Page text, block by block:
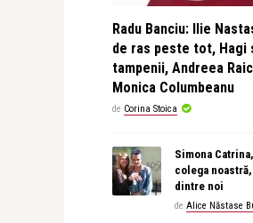
Radu Banciu: Ilie
de ras peste tot, Hagi
tampenii, Andreea
Monica Columbeanu
de Corina Stoica
Simona
colega
dintre noi
de Alice Năstase